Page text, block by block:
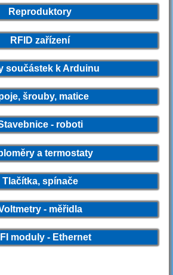
Reproduktory
RFID zařízení
součástek k Arduinu
šrouby, matice
- roboti
a termostaty
spínače
- měřidla
moduly - Ethernet